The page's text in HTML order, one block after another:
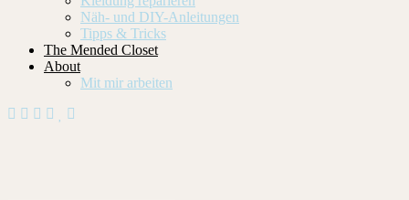
Näh- und DIY-Anleitungen
Tipps & Tricks
The Mended Closet
About
Mit mir arbeiten